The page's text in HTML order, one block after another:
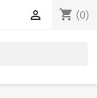
shopping_cart (0)
